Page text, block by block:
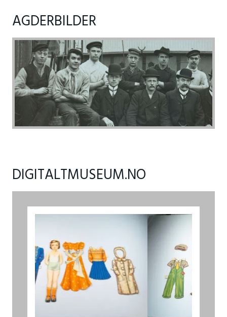
AGDERBILDER
DIGITALTMUSEUM.NO